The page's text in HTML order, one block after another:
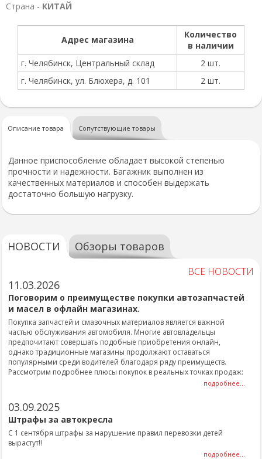
Страна - КИТАЙ
Адрес магазина
Количество
в наличии
г. Челябинск, Центральный склад
2 шт.
г. Челябинск, ул. Блюхера, д. 101
2 шт.
Описание товара Сопутствующие товары
Данное приспособление обладает высокой степенью
прочности и надежности. Багажник выполнен из
качественных материалов и способен выдержать
достаточно большую нагрузку.
НОВОСТИ Обзоры товаров
ВСЕ НОВОСТИ
11.03.2026
Поговорим о преимуществе покупки автозапчастей
и масел в офлайн магазинах.
Покупка запчастей и смазочных материалов является важной
частью обслуживания автомобиля. Многие автовладельцы
предпочитают совершать подобные приобретения онлайн,
однако традиционные магазины продолжают оставаться
популярными среди водителей благодаря ряду преимуществ.
Рассмотрим подробнее плюсы покупок в реальных точках продаж:
подробнее...
03.09.2025
Штрафы за автокресла
С 1 сентября штрафы за нарушение правил перевозки детей
вырастут!!
подробнее...